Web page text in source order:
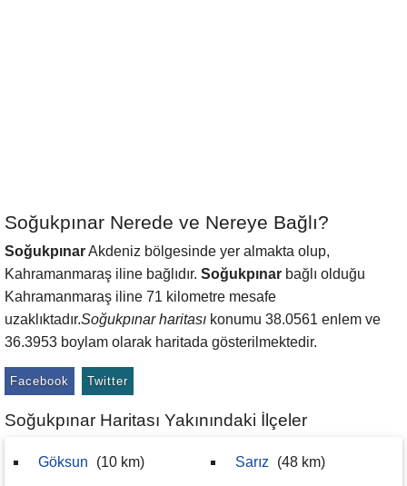
Soğukpınar Nerede ve Nereye Bağlı?
SoğukpınarAkdeniz bölgesinde yer almakta olup,
Kahramanmaraş iline bağlıdır. Soğukpınar bağlı olduğu
Kahramanmaraş iline 71 kilometre mesafe
uzaklıktadır.Soğukpınar haritası konumu 38.0561 enlem ve
36.3953 boylam olarak haritada gösterilmektedir.
Facebook Twitter
Soğukpınar Haritası Yakınındaki İlçeler
Göksun (10 km) Sarız (48 km)